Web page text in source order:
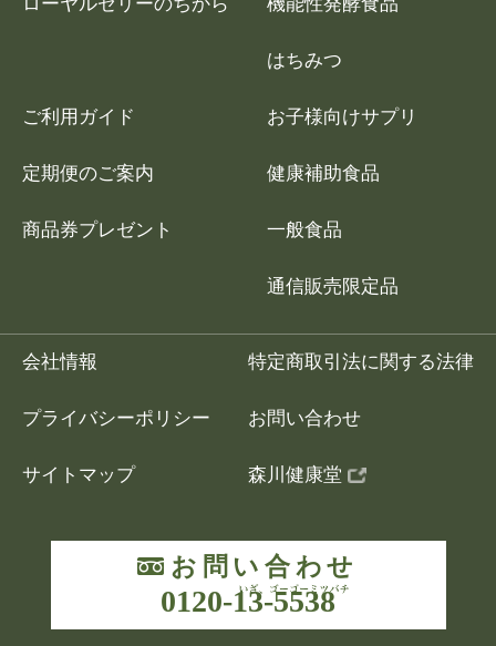
はちみつ
お子様向けサプリ
健康補助食品
一般食品
通信販売限定品
ご利用ガイド
定期便のご案内
商品券プレゼント
会社情報
プライバシーポリシー
特定商取引法に関する法律
お問い合わせ
サイトマップ 森川健康堂
お問い合わせ
0120-13-5538
いざ、ゴーゴー